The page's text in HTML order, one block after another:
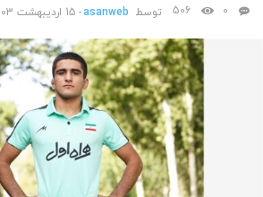
توسط asanweb
- 15 اردیبهشت 1403 0
506